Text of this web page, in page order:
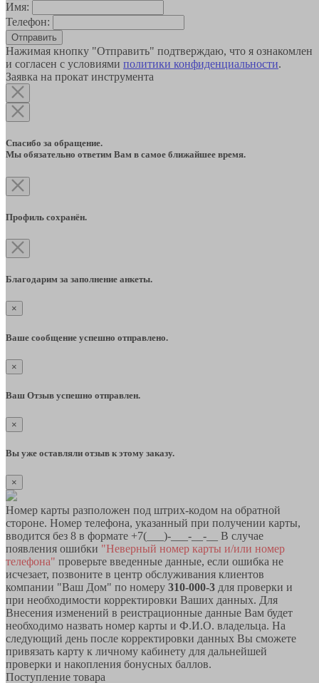
Имя:
Телефон:
Отправить
Нажимая кнопку "Отправить" подтверждаю, что я ознакомлен
и согласен с условиями политики конфиденциальности.
Заявка на прокат инструмента
Спасибо за обращение.
Мы обязательно ответим Вам в самое ближайшее время.
Профиль сохранён.
Благодарим за заполнение анкеты.
×
Ваше сообщение успешно отправлено.
×
Ваш Отзыв успешно отправлен.
×
Вы уже оставляли отзыв к этому заказу.
×
Номер карты разположен под штрих-кодом на обратной
стороне. Номер телефона, указанный при получении карты,
вводится без 8 в формате +7(___)-___-__-__ В случае
появления ошибки "Неверный номер карты и/или номер
телефона" проверьте введенные данные, если ошибка не
исчезает, позвоните в центр обслуживания клиентов
компании "Ваш Дом" по номеру 310-000-3 для проверки и
при необходимости корректировки Ваших данных. Для
Внесения изменений в реистрационные данные Вам будет
необходимо назвать номер карты и Ф.И.О. владельца. На
следующий день после корректировки данных Вы сможете
привязать карту к личному кабинету для дальнейшей
проверки и накопления бонусных баллов.
Поступление товара